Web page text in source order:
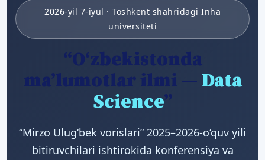
2026-yil 7-iyul · Toshkent shahridagi Inha
universiteti
“O‘zbekistonda
ma’lumotlar ilmi — Data
Science
“Mirzo Ulug‘bek vorislari” 2025–2026-o‘quv yili